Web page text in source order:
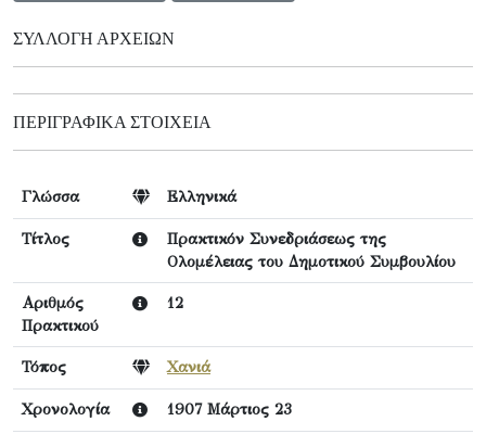
ΣΥΛΛΟΓΉ ΑΡΧΕΊΩΝ
ΠΕΡΙΓΡΑΦΙΚΆ ΣΤΟΙΧΕΊΑ
Γλώσσα Ελληνικά
Τίτλος
Πρακτικόν Συνεδριάσεως της
Ολομέλειας του Δημοτικού Συμβουλίου
Αριθμός
Πρακτικού
12
Τόπος Χανιά
Χρονολογία 1907 Μάρτιος 23